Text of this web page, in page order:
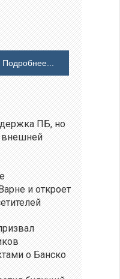
Подробнее...
ПБ, но
внешней
и откроет
о Банско